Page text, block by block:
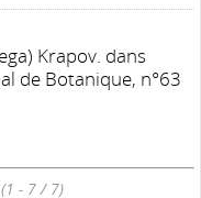
Krapov. dans
de Botanique, n°63
(1 - 7 / 7)